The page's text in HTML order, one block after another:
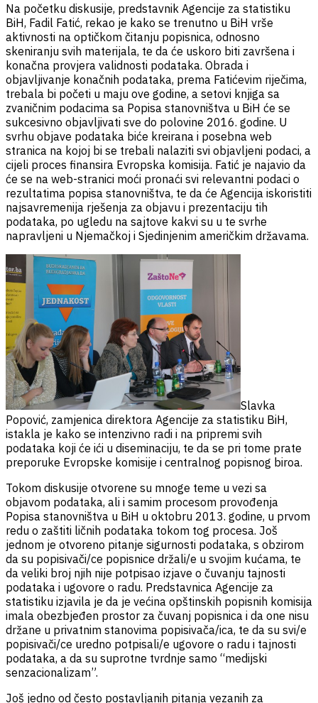
Na početku diskusije, predstavnik Agencije za statistiku
BiH, Fadil Fatić, rekao je kako se trenutno u BiH vrše
aktivnosti na optičkom čitanju popisnica, odnosno
skeniranju svih materijala, te da će uskoro biti završena i
konačna provjera validnosti podataka. Obrada i
objavljivanje konačnih podataka, prema Fatićevim riječima,
trebala bi početi u maju ove godine, a setovi knjiga sa
zvaničnim podacima sa Popisa stanovništva u BiH će se
sukcesivno objavljivati sve do polovine 2016. godine. U
svrhu objave podataka biće kreirana i posebna web
stranica na kojoj bi se trebali nalaziti svi objavljeni podaci, a
cijeli proces finansira Evropska komisija. Fatić je najavio da
će se na web-stranici moći pronaći svi relevantni podaci o
rezultatima popisa stanovništva, te da će Agencija iskoristiti
najsavremenija rješenja za objavu i prezentaciju tih
podataka, po ugledu na sajtove kakvi su u te svrhe
napravljeni u Njemačkoj i Sjedinjenim američkim državama.
Slavka
Popović, zamjenica direktora Agencije za statistiku BiH,
istakla je kako se intenzivno radi i na pripremi svih
podataka koji će ići u diseminaciju, te da se pri tome prate
preporuke Evropske komisije i centralnog popisnog biroa.
Tokom diskusije otvorene su mnoge teme u vezi sa
objavom podataka, ali i samim procesom provođenja
Popisa stanovništva u BiH u oktobru 2013. godine, u prvom
redu o zaštiti ličnih podataka tokom tog procesa. Još
jednom je otvoreno pitanje sigurnosti podataka, s obzirom
da su popisivači/ce popisnice držali/e u svojim kućama, te
da veliki broj njih nije potpisao izjave o čuvanju tajnosti
podataka i ugovore o radu. Predstavnica Agencije za
statistiku izjavila je da je većina opštinskih popisnih komisija
imala obezbjeđen prostor za čuvanj popisnica i da one nisu
držane u privatnim stanovima popisivača/ica, te da su svi/e
popisivači/ce uredno potpisali/e ugovore o radu i tajnosti
podataka, a da su suprotne tvrdnje samo “medijski
senzacionalizam”.
Još jedno od često postavljanih pitanja vezanih za